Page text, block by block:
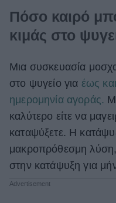
Women's Forum
Hautes Grecians
Γάμος
Market News
Πόσο καιρό
κιμάς στο
Μια συσκευασία
στο ψυγείο για έως
ημερομηνία αγοράς.
καλύτερο είτε να
καταψύξετε. Η
μακροπρόθεσμη λύση,
στην κατάψυξη για